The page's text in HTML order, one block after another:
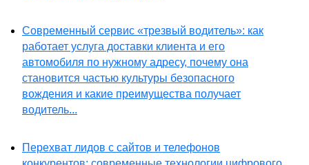
Современный сервис «трезвый водитель»: как
работает услуга доставки клиента и его
автомобиля по нужному адресу, почему она
становится частью культуры безопасного
вождения и какие преимущества получает
водитель...
Перехват лидов с сайтов и телефонов